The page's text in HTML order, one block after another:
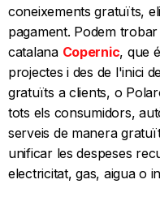
coneixements gratuïts,
pagament. Podem
catalana Copernic, que
projectes i des de l'inici
gratuïts a clients, o
tots els consumidors,
serveis de manera
unificar les despeses
electricitat, gas, aigua o